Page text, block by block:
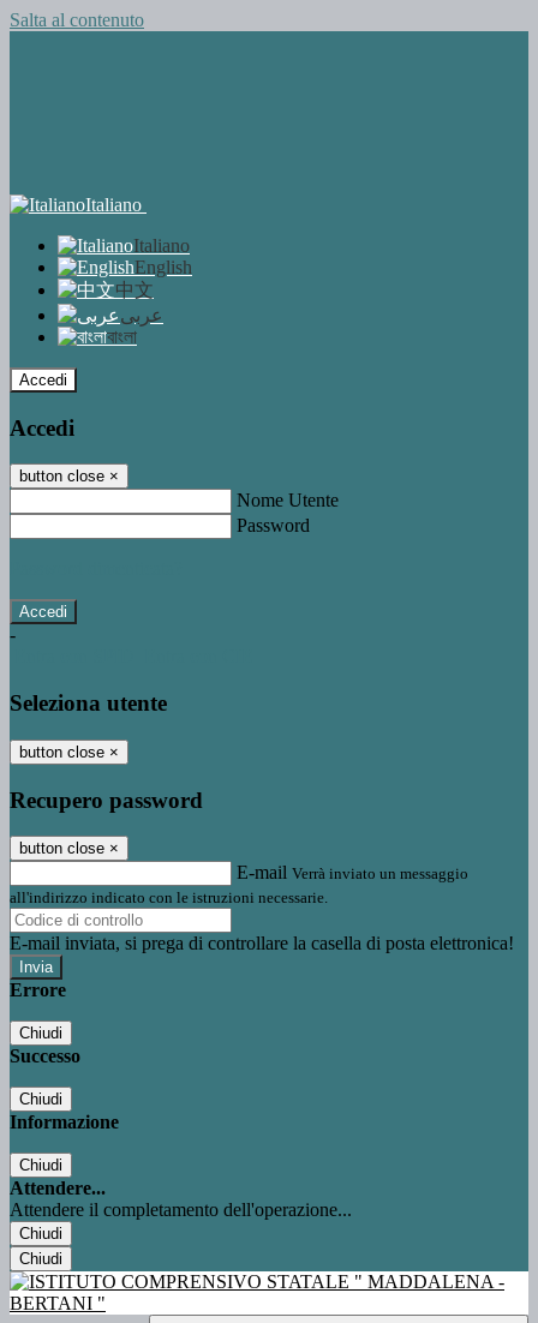
Salta al contenuto
Italiano
Italiano
English
中文
عربى
বাংলা
Accedi
Accedi
button close ×
Nome Utente
Password
-
Seleziona utente
button close ×
Recupero password
button close ×
E-mail Verrà inviato un messaggio
all'indirizzo indicato con le istruzioni necessarie.
E-mail inviata, si prega di controllare la casella di posta elettronica!
Errore
Chiudi
Successo
Chiudi
Informazione
Chiudi
Attendere...
Attendere il completamento dell'operazione...
Chiudi
Chiudi